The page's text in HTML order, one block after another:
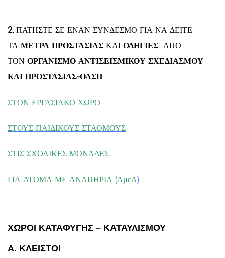
2.ΠΑΤΗΣΤΕ ΣΕ ΕΝΑΝ ΣΥΝΔΕΣΜΟ ΓΙΑ ΝΑ ΔΕΙΤΕ
ΤΑ ΜΕΤΡΑ ΠΡΟΣΤΑΣΙΑΣ ΚΑΙ ΟΔΗΓΙΕΣ ΑΠΟ
ΤΟΝ ΟΡΓΑΝΙΣΜΟ ΑΝΤΙΣΕΙΣΜΙΚΟΥ ΣΧΕΔΙΑΣΜΟΥ
ΚΑΙ ΠΡΟΣΤΑΣΙΑΣ-ΟΑΣΠ
ΣΤΟΝ ΕΡΓΑΣΙΑΚΟ ΧΩΡΟ
ΣΤΟΥΣ ΠΑΙΔΙΚΟΥΣ ΣΤΑΘΜΟΥΣ
ΣΤΙΣ ΣΧΟΛΙΚΕΣ ΜΟΝΑΔΕΣ
ΓΙΑ ΑΤΟΜΑ ΜΕ ΑΝΑΠΗΡΙΑ (ΑμεΑ)
ΧΩΡΟΙ ΚΑΤΑΦΥΓΗΣ – ΚΑΤΑΥΛΙΣΜΟΥ
Α. ΚΛΕΙΣΤΟΙ